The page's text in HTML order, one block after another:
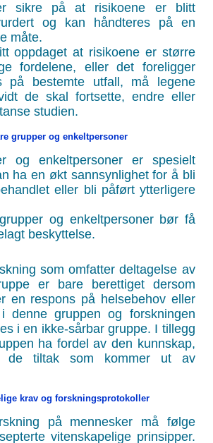
sikre på at risikoene er blitt
og kan håndteres på en
måte.
oppdaget at risikoene er større
fordelene, eller det foreligger
på bestemte utfall, må legene
de skal fortsette, endre eller
studien.
grupper og enkeltpersoner
og enkeltpersoner er spesielt
ha en økt sannsynlighet for å bli
eller bli påført ytterligere
og enkeltpersoner bør få
beskyttelse.
som omfatter deltagelse av
er bare berettiget dersom
en respons på helsebehov eller
denne gruppen og forskningen
i en ikke-sårbar gruppe. I tillegg
ha fordel av den kunnskap,
de tiltak som kommer ut av
krav og forskningsprotokoller
på mennesker må følge
vitenskapelige prinsipper.